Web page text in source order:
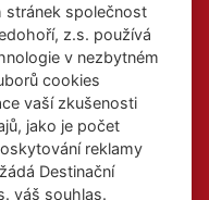
společnost
z.s. používá
v nezbytném
cookies
vaší zkušenosti
jako je počet
reklamy
Destinační
váš souhlas.